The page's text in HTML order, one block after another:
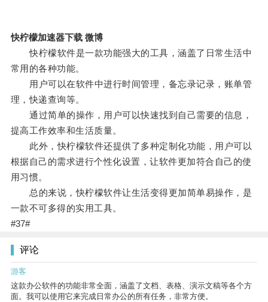
快柠檬加速器下载 微博
快柠檬软件是一款功能强大的工具，涵盖了日常生活中
常用的各种功能。
用户可以在软件中进行时间管理，备忘录记录，账单管
理，快递查询等。
通过简单的操作，用户可以快速找到自己需要的信息，
提高工作效率和生活质量。
此外，快柠檬软件还提供了多种定制化功能，用户可以
根据自己的需求进行个性化设置，让软件更加符合自己的使
用习惯。
总的来说，快柠檬软件让生活变得更加简单易操作，是
一款不可多得的实用工具。
#37#
评论
游客
这款办公软件的功能非常全面，涵盖了文档、表格、演示文稿等各个方
面。我可以使用它来完成日常办公的所有任务，非常方便。